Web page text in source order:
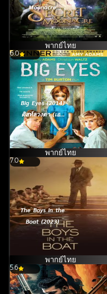
Moonacre
(2008) อภินิหาร
มนตรามหัศจรรย์
พากย์ไทย
6.0
Big Eyes (2014)
ติสท์ลวงตา (เอมี่
อดัมส์)
พากย์ไทย
7.0
The Boys in the
Boat (2023)
พากย์ไทย
5.6